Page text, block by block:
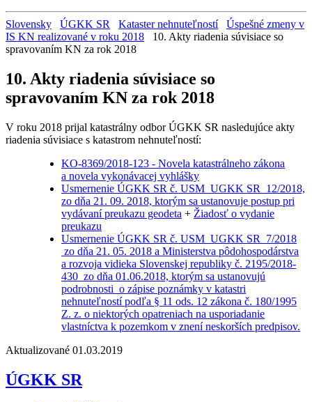
Slovensky ÚGKK SR Kataster nehnuteľností
Úspešné zmeny v
IS KN realizované v roku 2018
10. Akty riadenia súvisiace so
spravovaním KN za rok 2018
10. Akty riadenia súvisiace so
spravovaním KN za rok 2018
V roku 2018 prijal katastrálny odbor ÚGKK SR nasledujúce akty
riadenia súvisiace s katastrom nehnuteľností:
KO-8369/2018-123 - Novela katastrálneho zákona
a novela vykonávacej vyhlášky
Usmernenie ÚGKK SR č. USM_UGKK SR_12/2018,
zo dňa 21. 09. 2018, ktorým sa ustanovuje postup pri
vydávaní preukazu geodeta + Žiadosť o vydanie
preukazu
Usmernenie ÚGKK SR č. USM_UGKK SR_7/2018
zo dňa 21. 05. 2018 a Ministerstva pôdohospodárstva
a rozvoja vidieka Slovenskej republiky č. 2195/2018-
430 zo dňa 01.06.2018, ktorým sa ustanovujú
podrobnosti o zápise poznámky v katastri
nehnuteľností podľa § 11 ods. 12 zákona č. 180/1995
Z. z. o niektorých opatreniach na usporiadanie
vlastníctva k pozemkom v znení neskorších predpisov.
Aktualizované 01.03.2019
ÚGKK SR